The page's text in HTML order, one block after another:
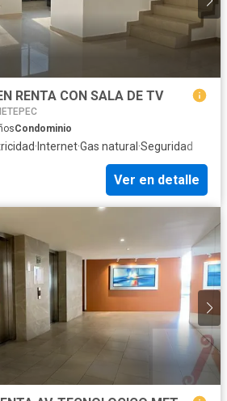
RENTA CON SALA DE TV
Condominio
· Internet·Gas natural ·Seguridad
Ver en detalle